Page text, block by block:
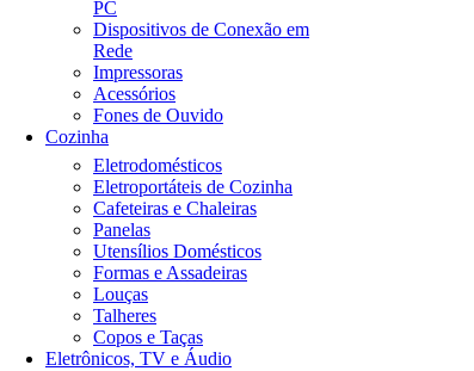
PC
Dispositivos de Conexão em
Rede
Impressoras
Acessórios
Fones de Ouvido
Cozinha
Eletrodomésticos
Eletroportáteis de Cozinha
Cafeteiras e Chaleiras
Panelas
Utensílios Domésticos
Formas e Assadeiras
Louças
Talheres
Copos e Taças
Eletrônicos, TV e Áudio